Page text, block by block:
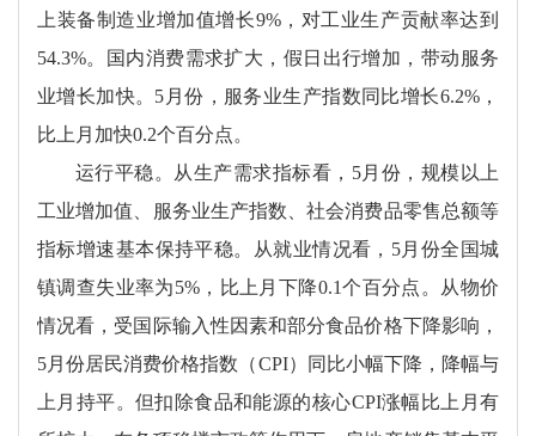
上装备制造业增加值增长9%，对工业生产贡献率达到
54.3%。国内消费需求扩大，假日出行增加，带动服务
业增长加快。5月份，服务业生产指数同比增长6.2%，
比上月加快0.2个百分点。
运行平稳。从生产需求指标看，5月份，规模以上
工业增加值、服务业生产指数、社会消费品零售总额等
指标增速基本保持平稳。从就业情况看，5月份全国城
镇调查失业率为5%，比上月下降0.1个百分点。从物价
情况看，受国际输入性因素和部分食品价格下降影响，
5月份居民消费价格指数（CPI）同比小幅下降，降幅与
上月持平。但扣除食品和能源的核心CPI涨幅比上月有